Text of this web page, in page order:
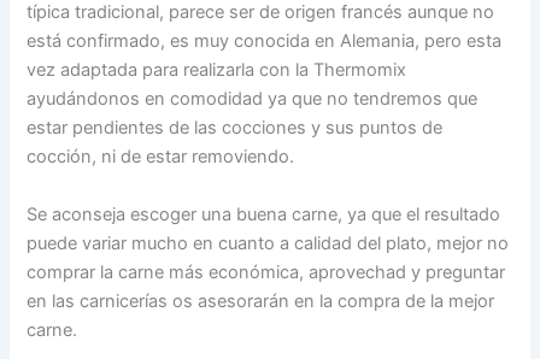
típica tradicional, parece ser de origen francés aunque no
está confirmado, es muy conocida en Alemania, pero esta
vez adaptada para realizarla con la Thermomix
ayudándonos en comodidad ya que no tendremos que
estar pendientes de las cocciones y sus puntos de
cocción, ni de estar removiendo.
Se aconseja escoger una buena carne, ya que el resultado
puede variar mucho en cuanto a calidad del plato, mejor no
comprar la carne más económica, aprovechad y preguntar
en las carnicerías os asesorarán en la compra de la mejor
carne.